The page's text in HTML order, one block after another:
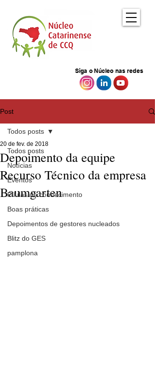
Siga o Núcleo nas redes
Post
Todos posts
Notícias
Eventos
Pílulas de conhecimento
Boas práticas
Depoimentos de gestores nucleados
Blitz do GES
pamplona
Todos posts
Depoimento da equipe
Recurso Técnico da empresa
Baumgarten
20 de fev. de 2018